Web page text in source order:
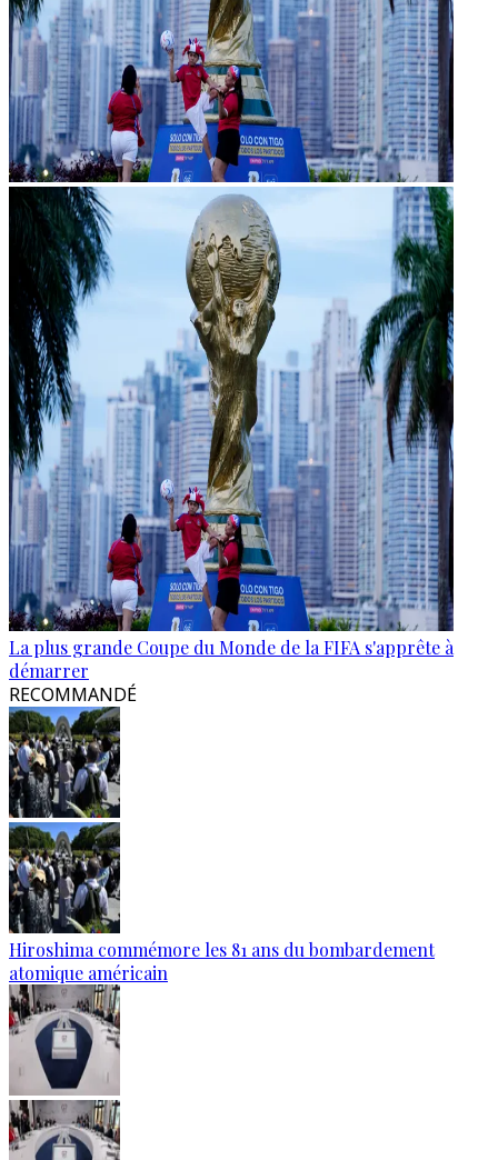
La plus grande Coupe du Monde de la FIFA s'apprête à
démarrer
RECOMMANDÉ
Hiroshima commémore les 81 ans du bombardement
atomique américain